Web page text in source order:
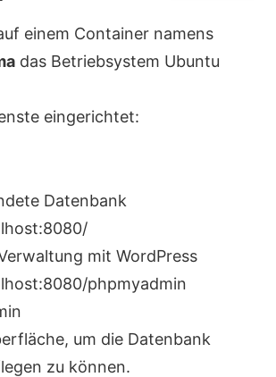
einem Container namens
das Betriebsystem Ubuntu
eingerichtet:
Datenbank
mit WordPress
phpmyadmin
um die Datenbank
zu können.